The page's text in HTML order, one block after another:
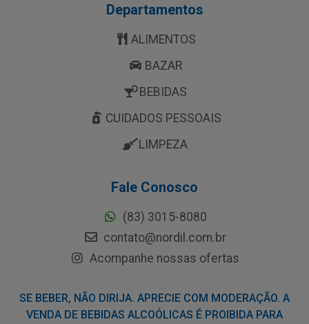
Departamentos
ALIMENTOS
BAZAR
BEBIDAS
CUIDADOS PESSOAIS
LIMPEZA
Fale Conosco
(83) 3015-8080
contato@nordil.com.br
Acompanhe nossas ofertas
SE BEBER, NÃO DIRIJA. APRECIE COM MODERAÇÃO. A
VENDA DE BEBIDAS ALCOÓLICAS É PROIBIDA PARA